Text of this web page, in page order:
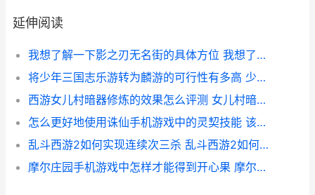
延伸阅读
我想了解一下影之刃无名街的具体方位 我想了解一下电影
将少年三国志乐游转为麟游的可行性有多高 少年三国志三将流攻略
西游女儿村暗器修炼的效果怎么评测 女儿村暗器秒1
怎么更好地使用诛仙手机游戏中的灵契技能 该如何使用
乱斗西游2如何实现连续次三杀 乱斗西游2如何零元拿夸父
摩尔庄园手机游戏中怎样才能得到开心果 摩尔庄园手游正式上线